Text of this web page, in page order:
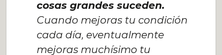
cosas grandes suceden.
Cuando mejoras tu condición
cada día, eventualmente
mejoras muchísimo tu